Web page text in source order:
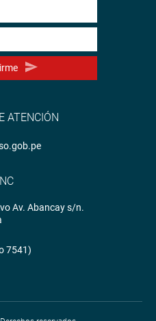
ATENCIÓN
Av. Abancay s/n.
7541)